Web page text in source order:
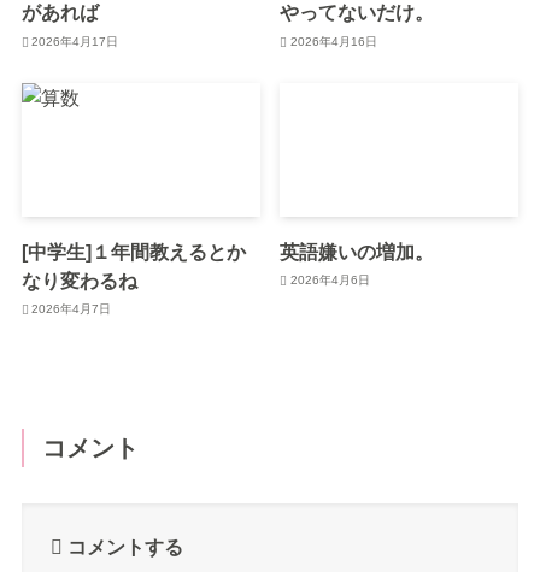
があれば
2026年4月17日
やってないだけ。
2026年4月16日
[中学生]１年間教えるとか
なり変わるね
2026年4月7日
英語嫌いの増加。
2026年4月6日
コメント
コメントする